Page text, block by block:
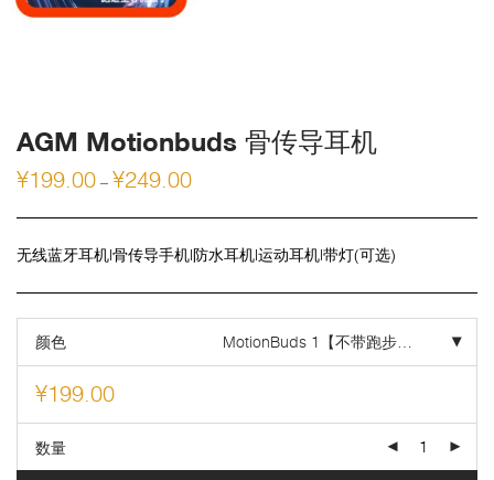
AGM Motionbuds 骨传导耳机
¥199.00 – ¥249.00
无线蓝牙耳机|骨传导手机|防水耳机|运动耳机|带灯(可选)
颜色
¥199.00
数量